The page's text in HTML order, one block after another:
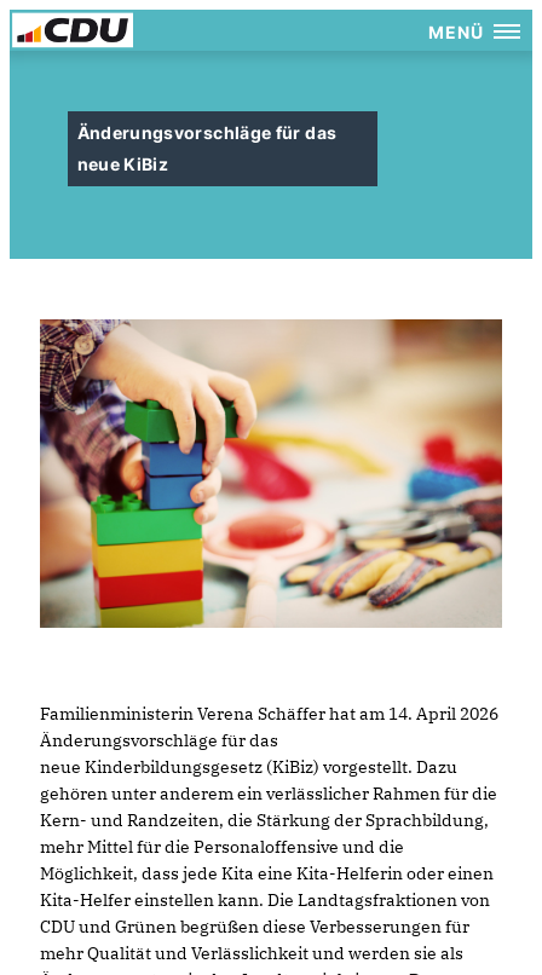
MENÜ
Änderungsvorschläge für das
neue KiBiz
Familienministerin Verena Schäffer hat am 14. April 2026
Änderungsvorschläge für das
neue Kinderbildungsgesetz (KiBiz) vorgestellt. Dazu
gehören unter anderem ein verlässlicher Rahmen für die
Kern- und Randzeiten, die Stärkung der Sprachbildung,
mehr Mittel für die Personaloffensive und die
Möglichkeit, dass jede Kita eine Kita-Helferin oder einen
Kita-Helfer einstellen kann. Die Landtagsfraktionen von
CDU und Grünen begrüßen diese Verbesserungen für
mehr Qualität und Verlässlichkeit und werden sie als